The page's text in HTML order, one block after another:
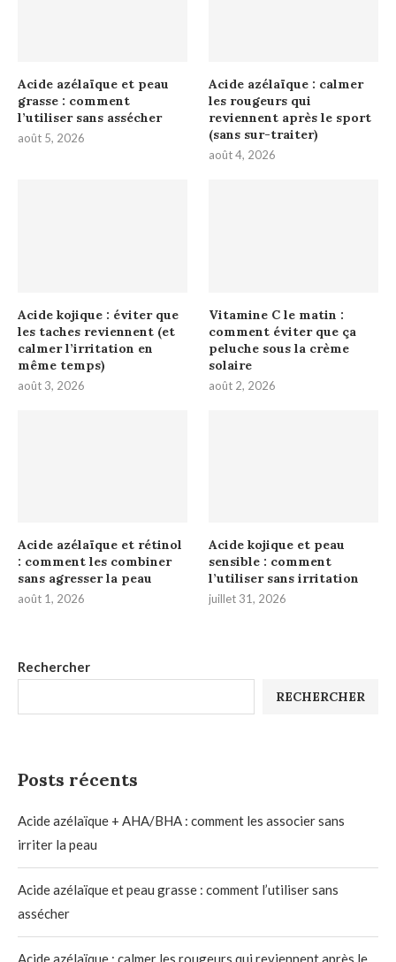
Rechercher
RECHERCHER
Posts récents
Acide azélaïque + AHA/BHA : comment les associer sans
irriter la peau
Acide azélaïque et peau grasse : comment l’utiliser sans
assécher
Acide azélaïque : calmer les rougeurs qui reviennent après le
Acide azélaïque et peau
grasse : comment
l’utiliser sans assécher
août 5, 2026
Acide azélaïque : calmer
les rougeurs qui
reviennent après le sport
(sans sur-traiter)
août 4, 2026
Acide kojique : éviter que
les taches reviennent (et
calmer l’irritation en
même temps)
août 3, 2026
Vitamine C le matin :
comment éviter que ça
peluche sous la crème
solaire
août 2, 2026
Acide azélaïque et rétinol
: comment les combiner
sans agresser la peau
août 1, 2026
Acide kojique et peau
sensible : comment
l’utiliser sans irritation
juillet 31, 2026